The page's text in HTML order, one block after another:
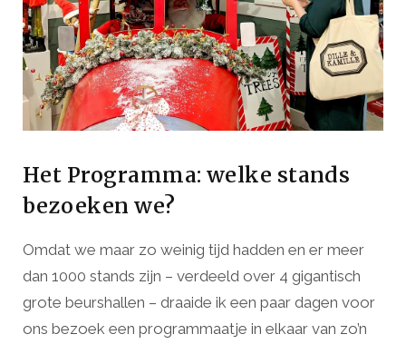
Het Programma: welke stands
bezoeken we?
Omdat we maar zo weinig tijd hadden en er meer
dan 1000 stands zijn – verdeeld over 4 gigantisch
grote beurshallen – draaide ik een paar dagen voor
ons bezoek een programmaatje in elkaar van zo’n